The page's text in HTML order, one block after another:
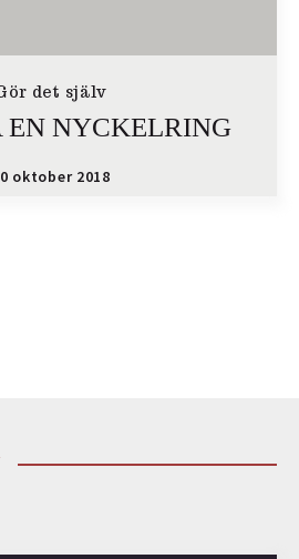
det själv
EN NYCKELRING
oktober 2018